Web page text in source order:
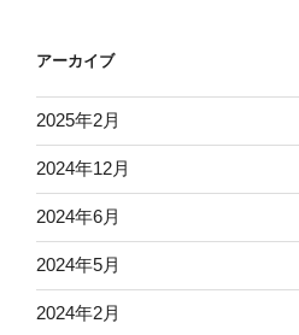
アーカイブ
2025年2月
2024年12月
2024年6月
2024年5月
2024年2月